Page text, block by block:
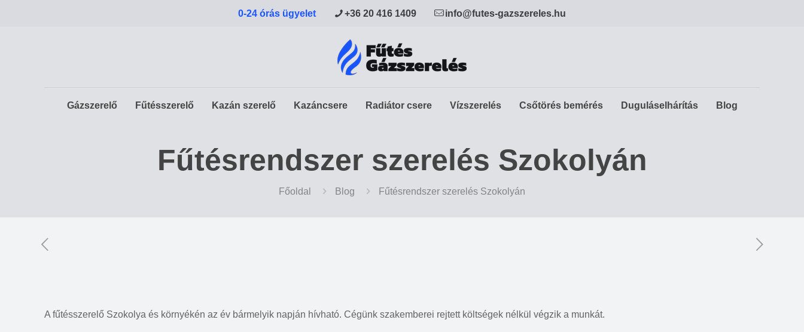
0-24 órás ügyelet +36 20 416 1409 info@futes-gazszereles.hu
Gázszerelő Fűtésszerelő Kazán szerelő Kazáncsere Radiátor csere Vízszerelés Csőtörés bemérés Duguláselhárítás Blog
Fűtésrendszer szerelés Szokolyán
Főoldal Blog Fűtésrendszer szerelés Szokolyán
A fűtésszerelő Szokolya és környékén az év bármelyik napján hívható. Cégünk szakemberei rejtett költségek nélkül végzik a munkát.